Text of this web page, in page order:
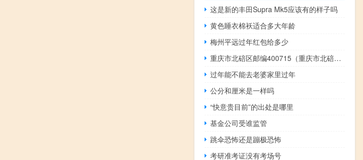
这是新的丰田Supra Mk5应该有的样子吗
黄色睡衣棉袄适合多大年龄
梅州平远过年红包给多少
重庆市北碚区邮编400715（重庆市北碚区邮编）
过年能不能去老婆家里过年
公分和厘米是一样吗
“快意贵目前”的出处是哪里
基金公司受谁监管
跳伞恐怖还是蹦极恐怖
考研准考证没有考场号